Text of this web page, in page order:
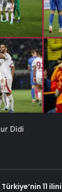
Didi
Türkiye’nin 11